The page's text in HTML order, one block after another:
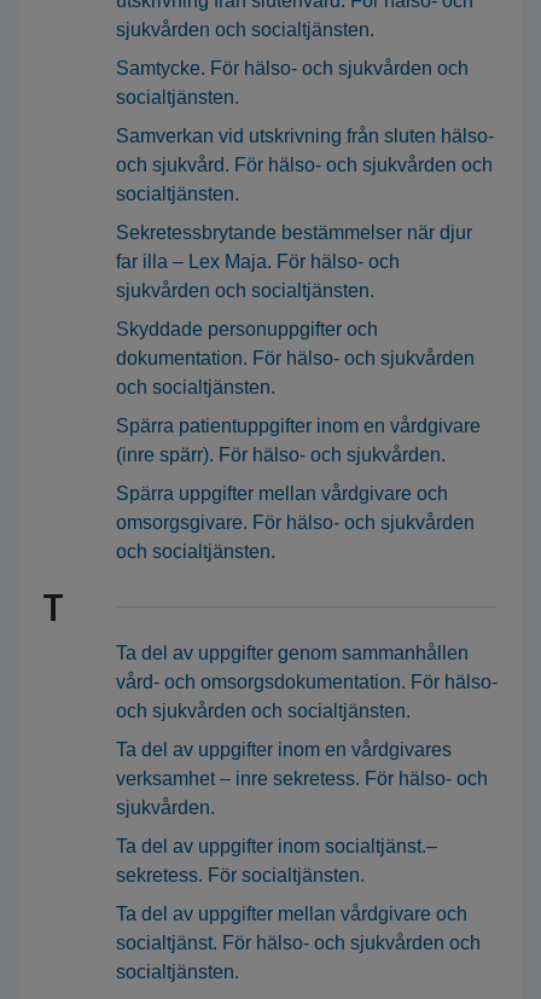
sjukvården och socialtjänsten.
Samtycke. För hälso- och sjukvården och
socialtjänsten.
Samverkan vid utskrivning från sluten hälso-
och sjukvård. För hälso- och sjukvården och
socialtjänsten.
Sekretessbrytande bestämmelser när djur
far illa – Lex Maja. För hälso- och
sjukvården och socialtjänsten.
Skyddade personuppgifter och
dokumentation. För hälso- och sjukvården
och socialtjänsten.
Spärra patientuppgifter inom en vårdgivare
(inre spärr). För hälso- och sjukvården.
Spärra uppgifter mellan vårdgivare och
omsorgsgivare. För hälso- och sjukvården
och socialtjänsten.
T
Ta del av uppgifter genom sammanhållen
vård- och omsorgsdokumentation. För hälso-
och sjukvården och socialtjänsten.
Ta del av uppgifter inom en vårdgivares
verksamhet – inre sekretess. För hälso- och
sjukvården.
Ta del av uppgifter inom socialtjänst.–
sekretess. För socialtjänsten.
Ta del av uppgifter mellan vårdgivare och
socialtjänst. För hälso- och sjukvården och
socialtjänsten.